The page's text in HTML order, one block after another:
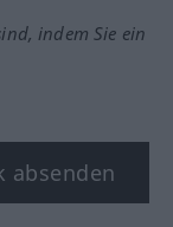
indem Sie ein
absenden